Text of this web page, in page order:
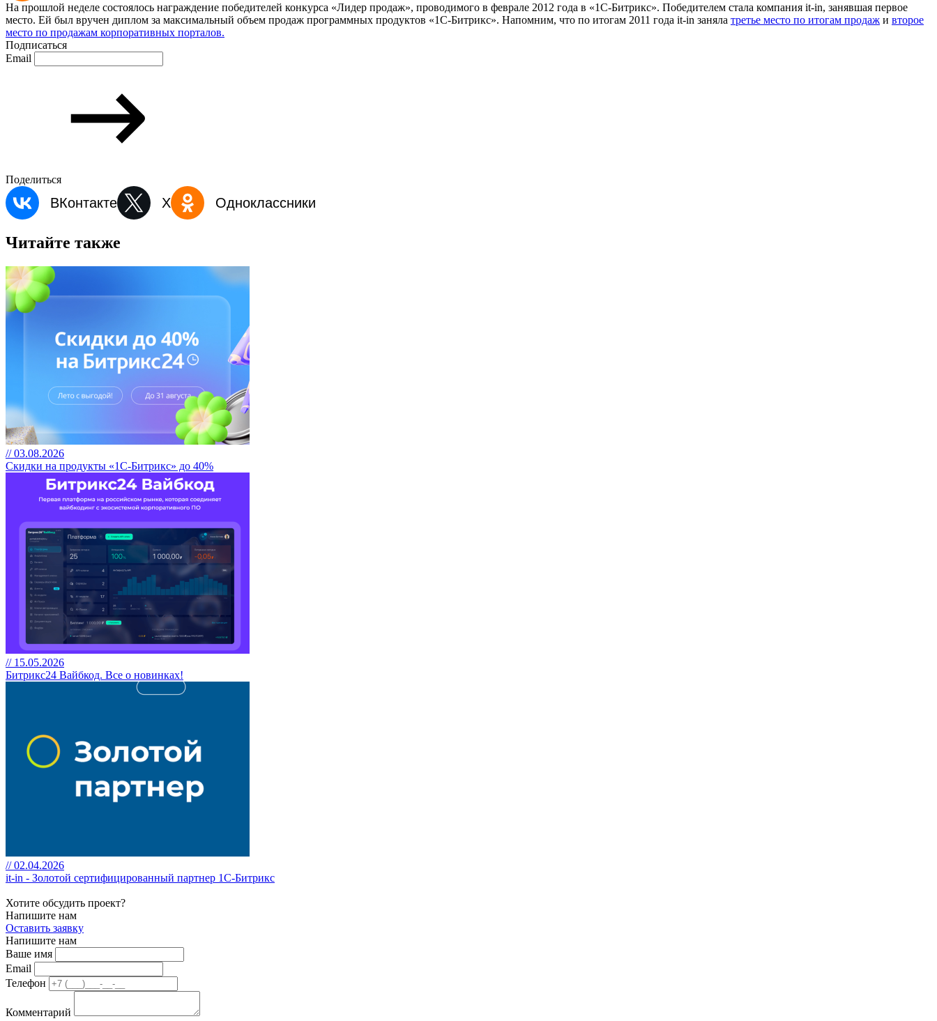
На прошлой неделе состоялось награждение победителей конкурса «Лидер продаж», проводимого в феврале 2012 года в «1С-Битрикс». Победителем стала компания it-in, занявшая первое
место. Ей был вручен диплом за максимальный объем продаж программных продуктов «1С-Битрикс». Напомним, что по итогам 2011 года it-in заняла третье место по итогам продаж и второе
место по продажам корпоративных порталов.
Подписаться
Email
Поделиться
ВКонтакте X Одноклассники
Читайте также
// 03.08.2026
Скидки на продукты «1С-Битрикс» до 40%
// 15.05.2026
Битрикс24 Вайбкод. Все о новинках!
// 02.04.2026
it-in - Золотой сертифицированный партнер 1С-Битрикс
Хотите обсудить проект?
Напишите нам
Оставить заявку
Напишите нам
Ваше имя
Email
Телефон
Комментарий